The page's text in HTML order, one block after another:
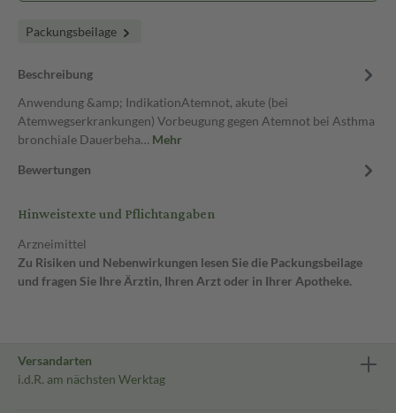
Packungsbeilage
Beschreibung
Anwendung &amp; IndikationAtemnot, akute (bei
Atemwegserkrankungen) Vorbeugung gegen Atemnot bei Asthma
bronchiale Dauerbeha… Mehr
Bewertungen
Hinweistexte und Pflichtangaben
Arzneimittel
Zu Risiken und Nebenwirkungen lesen Sie die Packungsbeilage
und fragen Sie Ihre Ärztin, Ihren Arzt oder in Ihrer Apotheke.
Versandarten
i.d.R. am nächsten Werktag